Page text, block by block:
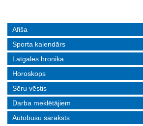
Afiša
Sporta kalendārs
Latgales hronika
Horoskops
Sēru vēstis
Darba meklētājiem
Autobusu saraksts